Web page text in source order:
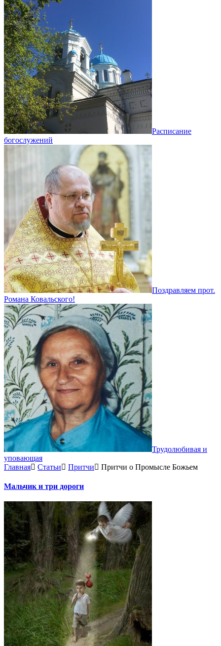
Расписание
богослужений
Поздравляем прот.
Романа Ковальского!
Трудолюбивая и
уповающая
Главная
Статьи Притчи Притчи о Промысле Божьем
Мальчик и три дороги